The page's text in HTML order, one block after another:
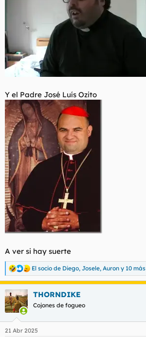
Y el Padre José Luís Ozito
A ver si hay suerte
R
e
c
c
i
e
El socio de Diego, Josele, Auron y 10 más
THORNDIKE
Cojones de fogueo
21 Abr 2025